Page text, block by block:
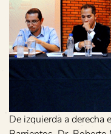
De izquierda a derecha